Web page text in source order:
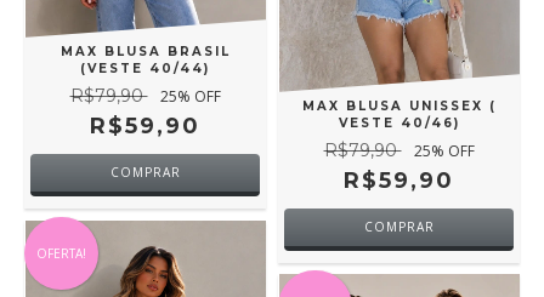
MAX BLUSA BRASIL
(VESTE 40/44)
R$79,90 25% OFF
R$59,90
COMPRAR
MAX BLUSA UNISSEX (
VESTE 40/46)
R$79,90 25% OFF
R$59,90
COMPRAR
OFERTA!